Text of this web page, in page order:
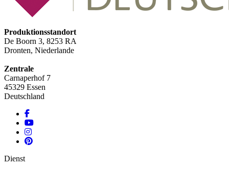
Produktionsstandort
De Boorn 3, 8253 RA
Dronten, Niederlande
Zentrale
Carnaperhof 7
45329 Essen
Deutschland
Dienst